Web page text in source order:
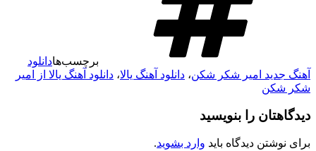
برچسب‌هادانلود
آهنگ جدید امیر شکر شکن، دانلود آهنگ یالا، دانلود آهنگ یالا از امیر
شکر شکن
دیدگاهتان را بنویسید
برای نوشتن دیدگاه باید وارد بشوید.